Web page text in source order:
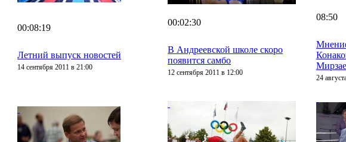
00:08:19
Летний выпуск новостей
14 сентября 2011 в 21:00
00:02:30
В Андреевской школе скоро
появится самбо
12 сентября 2011 в 12:00
08:50
24